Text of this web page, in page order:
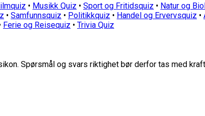
• Musikk Quiz • Sport og Fritidsquiz • Natur og
• Samfunnsquiz • Politikkquiz • Handel og Ervervsquiz •
Ferie og Reisequiz • Trivia Quiz
Spørsmål og svars riktighet bør derfor tas med